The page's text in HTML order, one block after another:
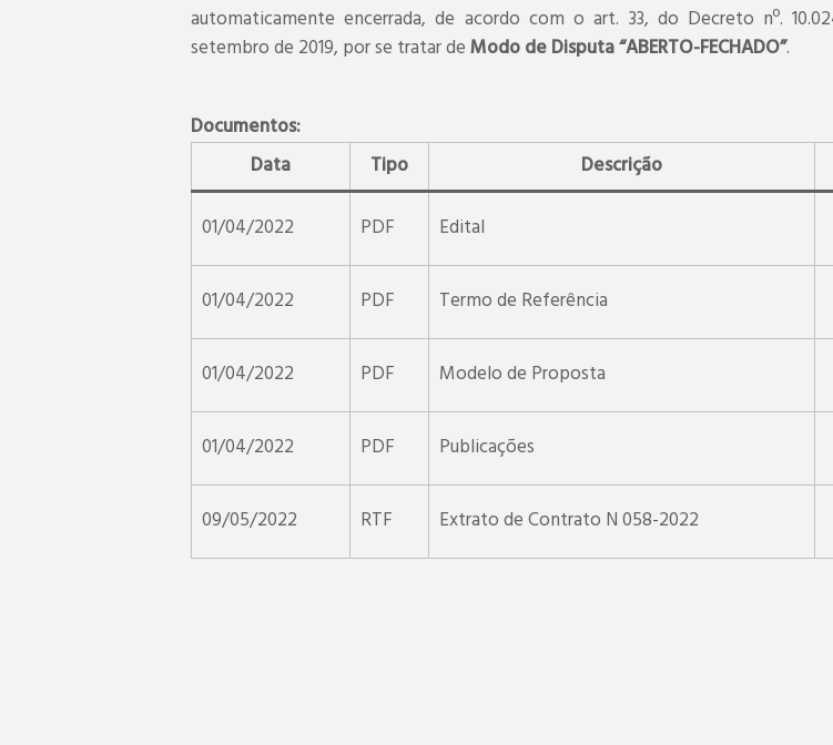
automaticamente encerrada, de acordo com o art. 33, do Decreto nº.
setembro de 2019, por se tratar deModo de Disputa “ABERTO-FECHADO”.
Documentos:
Data
Tipo Descrição
01/04/2022 PDF Edital
01/04/2022 PDF Termo de Referência
01/04/2022 PDF Modelo de Proposta
01/04/2022 PDF Publicações
09/05/2022 RTF Extrato de Contrato N 058-2022